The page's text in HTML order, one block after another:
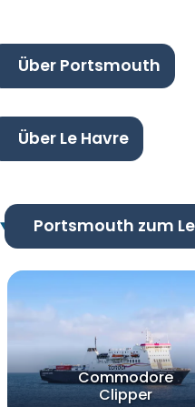
Über Portsmouth
Über Le Havre
Portsmouth zum
Commodore
Clipper